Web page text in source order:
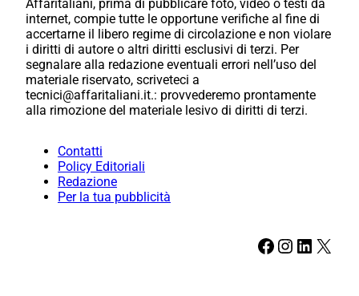
Affaritaliani, prima di pubblicare foto, video o testi da
internet, compie tutte le opportune verifiche al fine di
accertarne il libero regime di circolazione e non violare
i diritti di autore o altri diritti esclusivi di terzi. Per
segnalare alla redazione eventuali errori nell’uso del
materiale riservato, scriveteci a
tecnici@affaritaliani.it.: provvederemo prontamente
alla rimozione del materiale lesivo di diritti di terzi.
Contatti
Policy Editoriali
Redazione
Per la tua pubblicità
Facebook Instagram LinkedIn X